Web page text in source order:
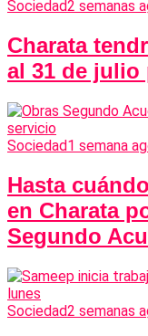
Sociedad2 semanas
Charata
al 31 de julio
Sociedad1 semana
Hasta
en Charata
Segundo
Sociedad2 semanas